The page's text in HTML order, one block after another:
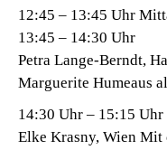
12:45 – 13:45 Uhr
13:45 – 14:30 Uhr
Petra Lange-Berndt,
Marguerite Humeaus
14:30 Uhr – 15:15 Uhr
Elke Krasny, Wien Mit